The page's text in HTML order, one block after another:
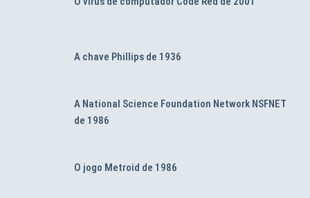
A chave Phillips de 1936
A National Science Foundation Network NSFNET
de 1986
O jogo Metroid de 1986